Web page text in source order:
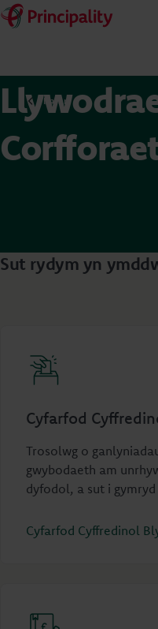
Hafan
Sut rydym yn
Cyfarfod
Trosolwg o
gwybodaeth am
dyfodol, a sut i gymryd
Cyfarfod Cyffredinol